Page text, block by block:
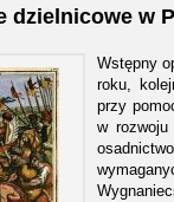
dzielnicowe w
Wstępny
roku,
przy
w rozwoju